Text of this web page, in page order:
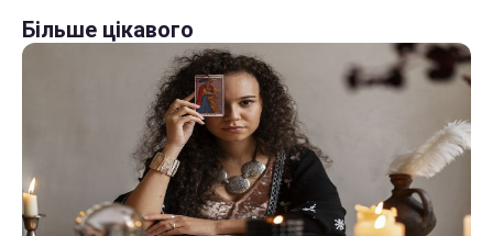
Більше цікавого